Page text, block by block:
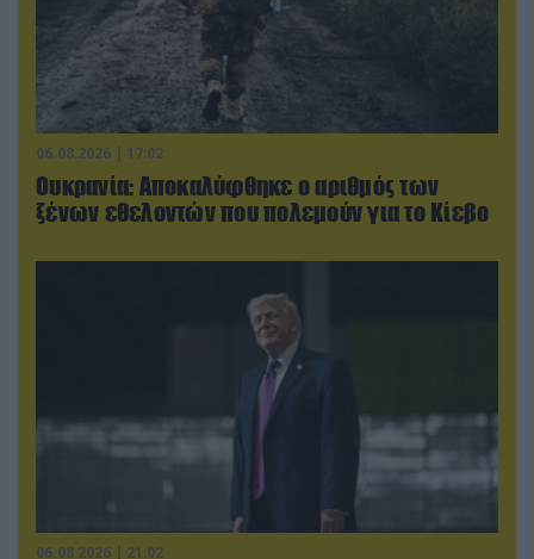
06.08.2026 | 17:02
Ουκρανία: Αποκαλύφθηκε ο αριθμός των
ξένων εθελοντών που πολεμούν για το Κίεβο
06.08.2026 | 21:02